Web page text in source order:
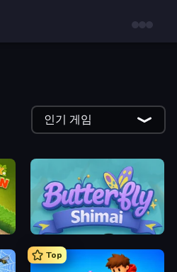
인기 게임
Butterfly Shimai
Top